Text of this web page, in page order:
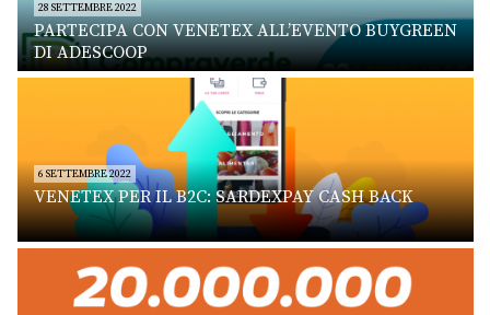
28 SETTEMBRE 2022
PARTECIPA CON VENETEX ALL’EVENTO BUYGREEN
DI ADESCOOP
6 SETTEMBRE 2022
VENETEX PER IL B2C: SARDEXPAY CASH BACK